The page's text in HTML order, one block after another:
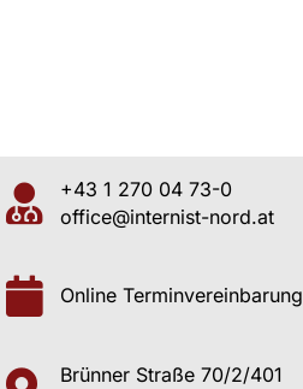
+43 1 270 04 73-0
office@internist-nord.at
Online Terminvereinbarung
Brünner Straße 70/2/401